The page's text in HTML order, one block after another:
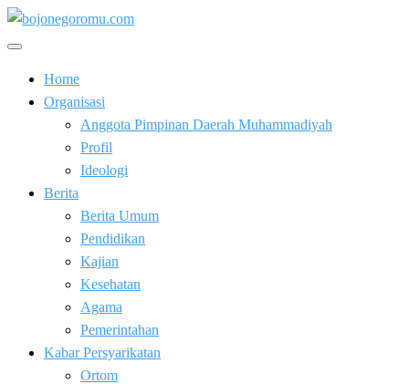
Skip
to
bojonegoromu.com
Home
Organisasi
Anggota Pimpinan Daerah Muhammadiyah
Profil
Ideologi
Berita
Berita Umum
Pendidikan
Kajian
Kesehatan
Agama
Pemerintahan
Kabar Persyarikatan
Ortom